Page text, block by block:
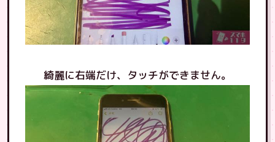
綺麗に右端だけ、タッチができません。